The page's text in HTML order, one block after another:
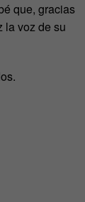
que, gracias
la voz de su